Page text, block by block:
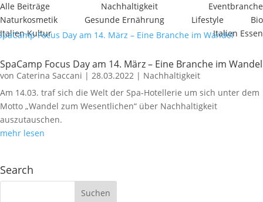
Alle Beiträge Nachhaltigkeit
Eventbranche
Naturkosmetik
Gesunde Ernährung Lifestyle
Bio
Italien Kultur
Italien Essen
SpaCamp Focus Day am 14. März – Eine Branche im Wandel
von Caterina Saccani | 28.03.2022 | Nachhaltigkeit
Am 14.03. traf sich die Welt der Spa-Hotellerie um sich unter dem
Motto „Wandel zum Wesentlichen“ über Nachhaltigkeit
auszutauschen.
mehr lesen
Search